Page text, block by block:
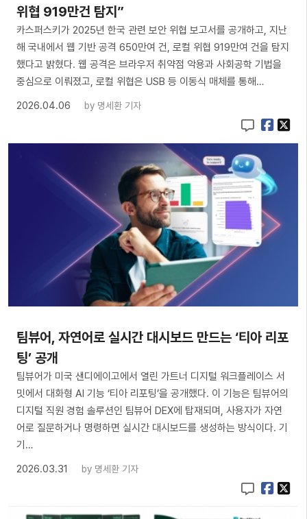
위협 919만건 탐지”
카스퍼스키가 2025년 한국 관련 보안 위협 보고서를 공개하고, 지난
해 국내에서 웹 기반 공격 650만여 건, 로컬 위협 919만여 건을 탐지
했다고 밝혔다. 웹 공격은 브라우저 취약점 악용과 사회공학 기법을
중심으로 이뤄졌고, 로컬 위협은 USB 등 이동식 매체를 통해…
2026.04.06
by 명세환 기자
팀뷰어, 자연어로 실시간 대시보드 만드는 ‘티아 리포
팅’ 공개
팀뷰어가 미국 샌디에이고에서 열린 가트너 디지털 워크플레이스 서
밋에서 대화형 AI 기능 ‘티아 리포팅’을 공개했다. 이 기능은 팀뷰어의
디지털 직원 경험 솔루션인 팀뷰어 DEX에 탑재되며, 사용자가 자연
어로 질문하거나 명령하면 실시간 대시보드를 생성하는 방식이다. 기
기…
2026.03.31
by 명세환 기자